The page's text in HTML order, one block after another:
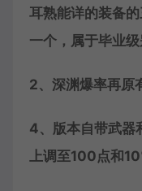
耳熟能详的装备
一个，属于毕业
2、深渊爆率再原
4、版本自带武器
上调至100点和